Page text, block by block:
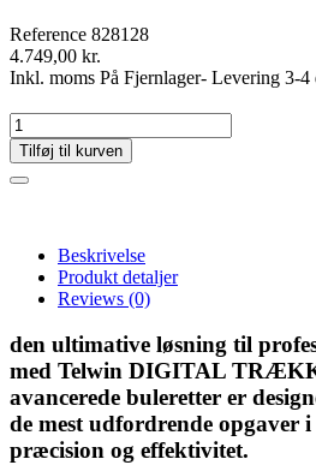
Reference 828128
4.749,00 kr.
Inkl. moms På Fjernlager- Levering 3-4
Tilføj til kurven
Beskrivelse
Produkt detaljer
Reviews (0)
den ultimative løsning til
med Telwin DIGITAL
avancerede buleretter er
de mest udfordrende opgaver
præcision og effektivitet.